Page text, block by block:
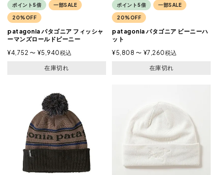
ポイント5倍 一部SALE
20%OFF
patagonia パタゴニア フィッシャ
ーマンズロールドビーニー
¥4,752 〜 ¥5,940税込
在庫切れ
ポイント5倍 一部SALE
20%OFF
patagonia パタゴニア ビーニーハ
ット
¥5,808 〜 ¥7,260税込
在庫切れ